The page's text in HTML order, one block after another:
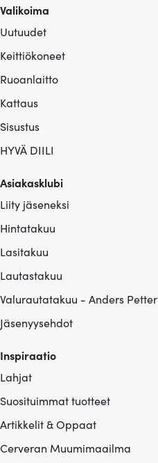
Valikoima
Uutuudet
Keittiökoneet
Ruoanlaitto
Kattaus
Sisustus
HYVÄ DIILI
Asiakasklubi
Liity jäseneksi
Hintatakuu
Lasitakuu
Lautastakuu
Valurautatakuu - Anders Petter
Jäsenyysehdot
Inspiraatio
Lahjat
Suosituimmat tuotteet
Artikkelit & Oppaat
Cerveran Muumimaailma